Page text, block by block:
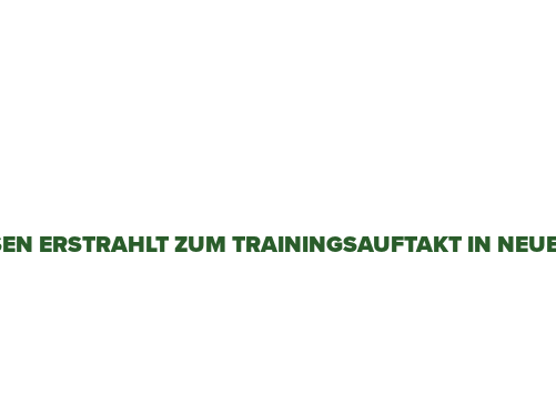
ERSTRAHLT ZUM TRAININGSAUFTAKT IN